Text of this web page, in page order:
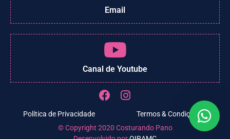
Email
Canal de Youtube
Política de Privacidade
Termos & Condições
© Copyright 2020 Costurando Pano